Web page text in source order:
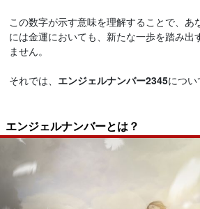
この数字が示す意味を理解することで、あ
には金運においても、新たな一歩を踏み出
ません。
それでは、 エンジェルナンバー2345につい
エンジェルナンバーとは？